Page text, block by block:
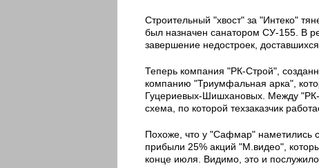
Строительный "хвост" за "Интеко"
был назначен санатором СУ-155. В
завершение недостроек, доставшихся
Теперь компания "РК-Строй",
компанию "Триумфальная арка",
Гуцериевых-Шишхановых. Между
схема, по которой техзаказчик
Похоже, что у "Сафмар" наметились
прибыли 25% акций "М.видео",
конце июля. Видимо, это и